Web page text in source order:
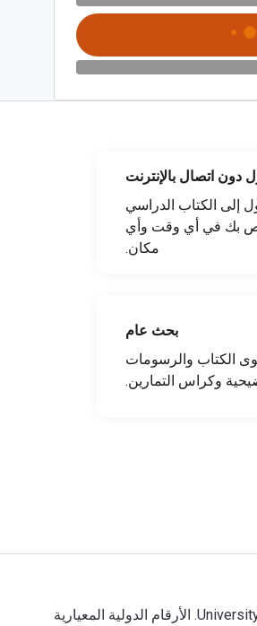
دون اتصال بالإنترنت
إلى الكتاب الدراسي
بك في أي وقت وأي
مكان.
بحث عام
الكتاب والرسومات
وكراس التمارين.
Field Guide to Wildflowers of Nebraska and the Great Plains: Second Edition تمت الكتابة بواسطة Jon Farrar وتم النشر بواسطة University of Iowa Press. الأرقام الدولية المعيارية